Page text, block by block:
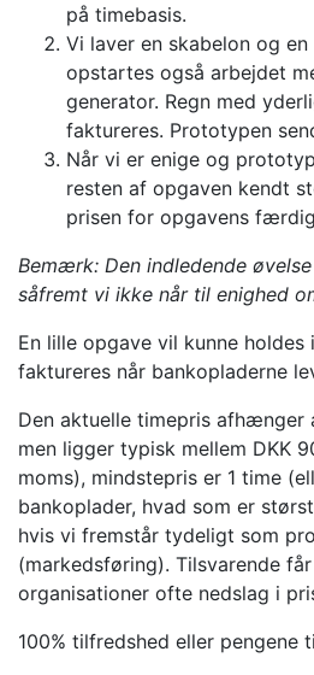
på timebasis.
Vi laver en skabelon og
opstartes også arbejdet
generator. Regn med
faktureres. Prototypen
Når vi er enige og
resten af opgaven kendt
prisen for opgavens
Bemærk: Den indledende
såfremt vi ikke når til enighed
En lille opgave vil kunne
faktureres når bankopladerne
Den aktuelle timepris afhænger
men ligger typisk mellem DKK
moms), mindstepris er 1 time
bankoplader, hvad som er
hvis vi fremstår tydeligt som
(markedsføring). Tilsvarende
organisationer ofte nedslag i
100% tilfredshed eller pengene